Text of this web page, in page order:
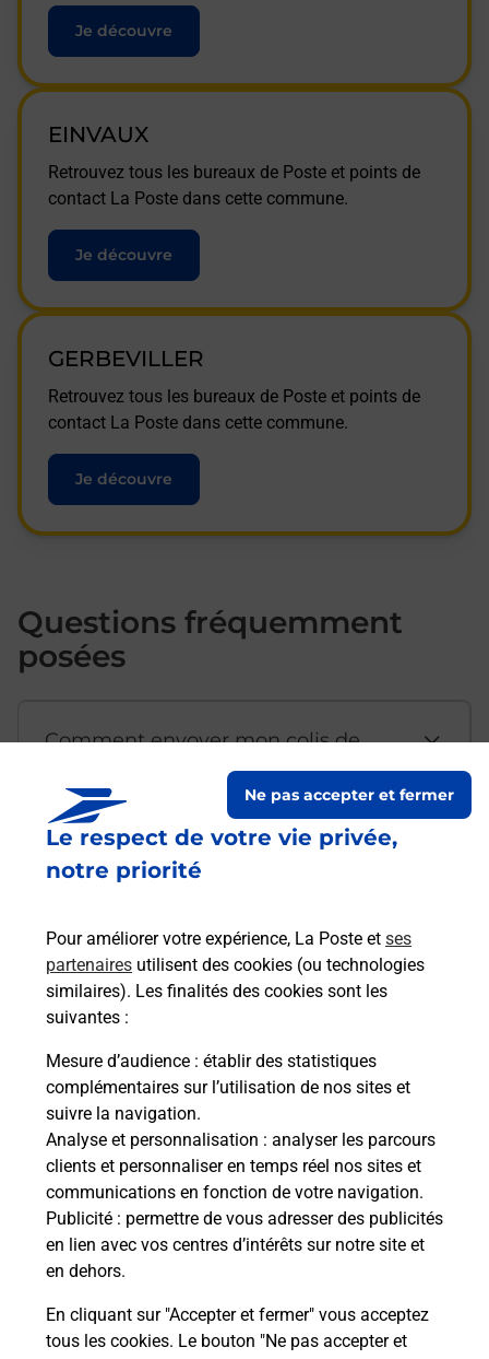
Le respect de votre vie privée,
notre priorité
Pour améliorer votre expérience, La Poste et ses
partenaires utilisent des cookies (ou technologies
similaires). Les finalités des cookies sont les
suivantes :
Mesure d’audience : établir des statistiques
complémentaires sur l’utilisation de nos sites et
suivre la navigation.
Analyse et personnalisation : analyser les parcours
clients et personnaliser en temps réel nos sites et
communications en fonction de votre navigation.
Publicité : permettre de vous adresser des publicités
en lien avec vos centres d’intérêts sur notre site et
en dehors.
En cliquant sur "Accepter et fermer" vous acceptez
tous les cookies. Le bouton "Ne pas accepter et
Ne pas accepter et fermer
Je découvre
EINVAUX
Retrouvez tous les bureaux de Poste et points de
contact La Poste dans cette commune.
Je découvre
GERBEVILLER
Retrouvez tous les bureaux de Poste et points de
contact La Poste dans cette commune.
Je découvre
Questions fréquemment
posées
Comment envoyer mon colis de
Est-il possible d’acheter un
emballage directement depuis un
Comment demander une
modification de livraison ?
Comment La Poste participe-t-elle
à votre sécurité au quotidien ?
Puis-je passer mon code de la route
avec La Poste et sous quelles
conditions ?